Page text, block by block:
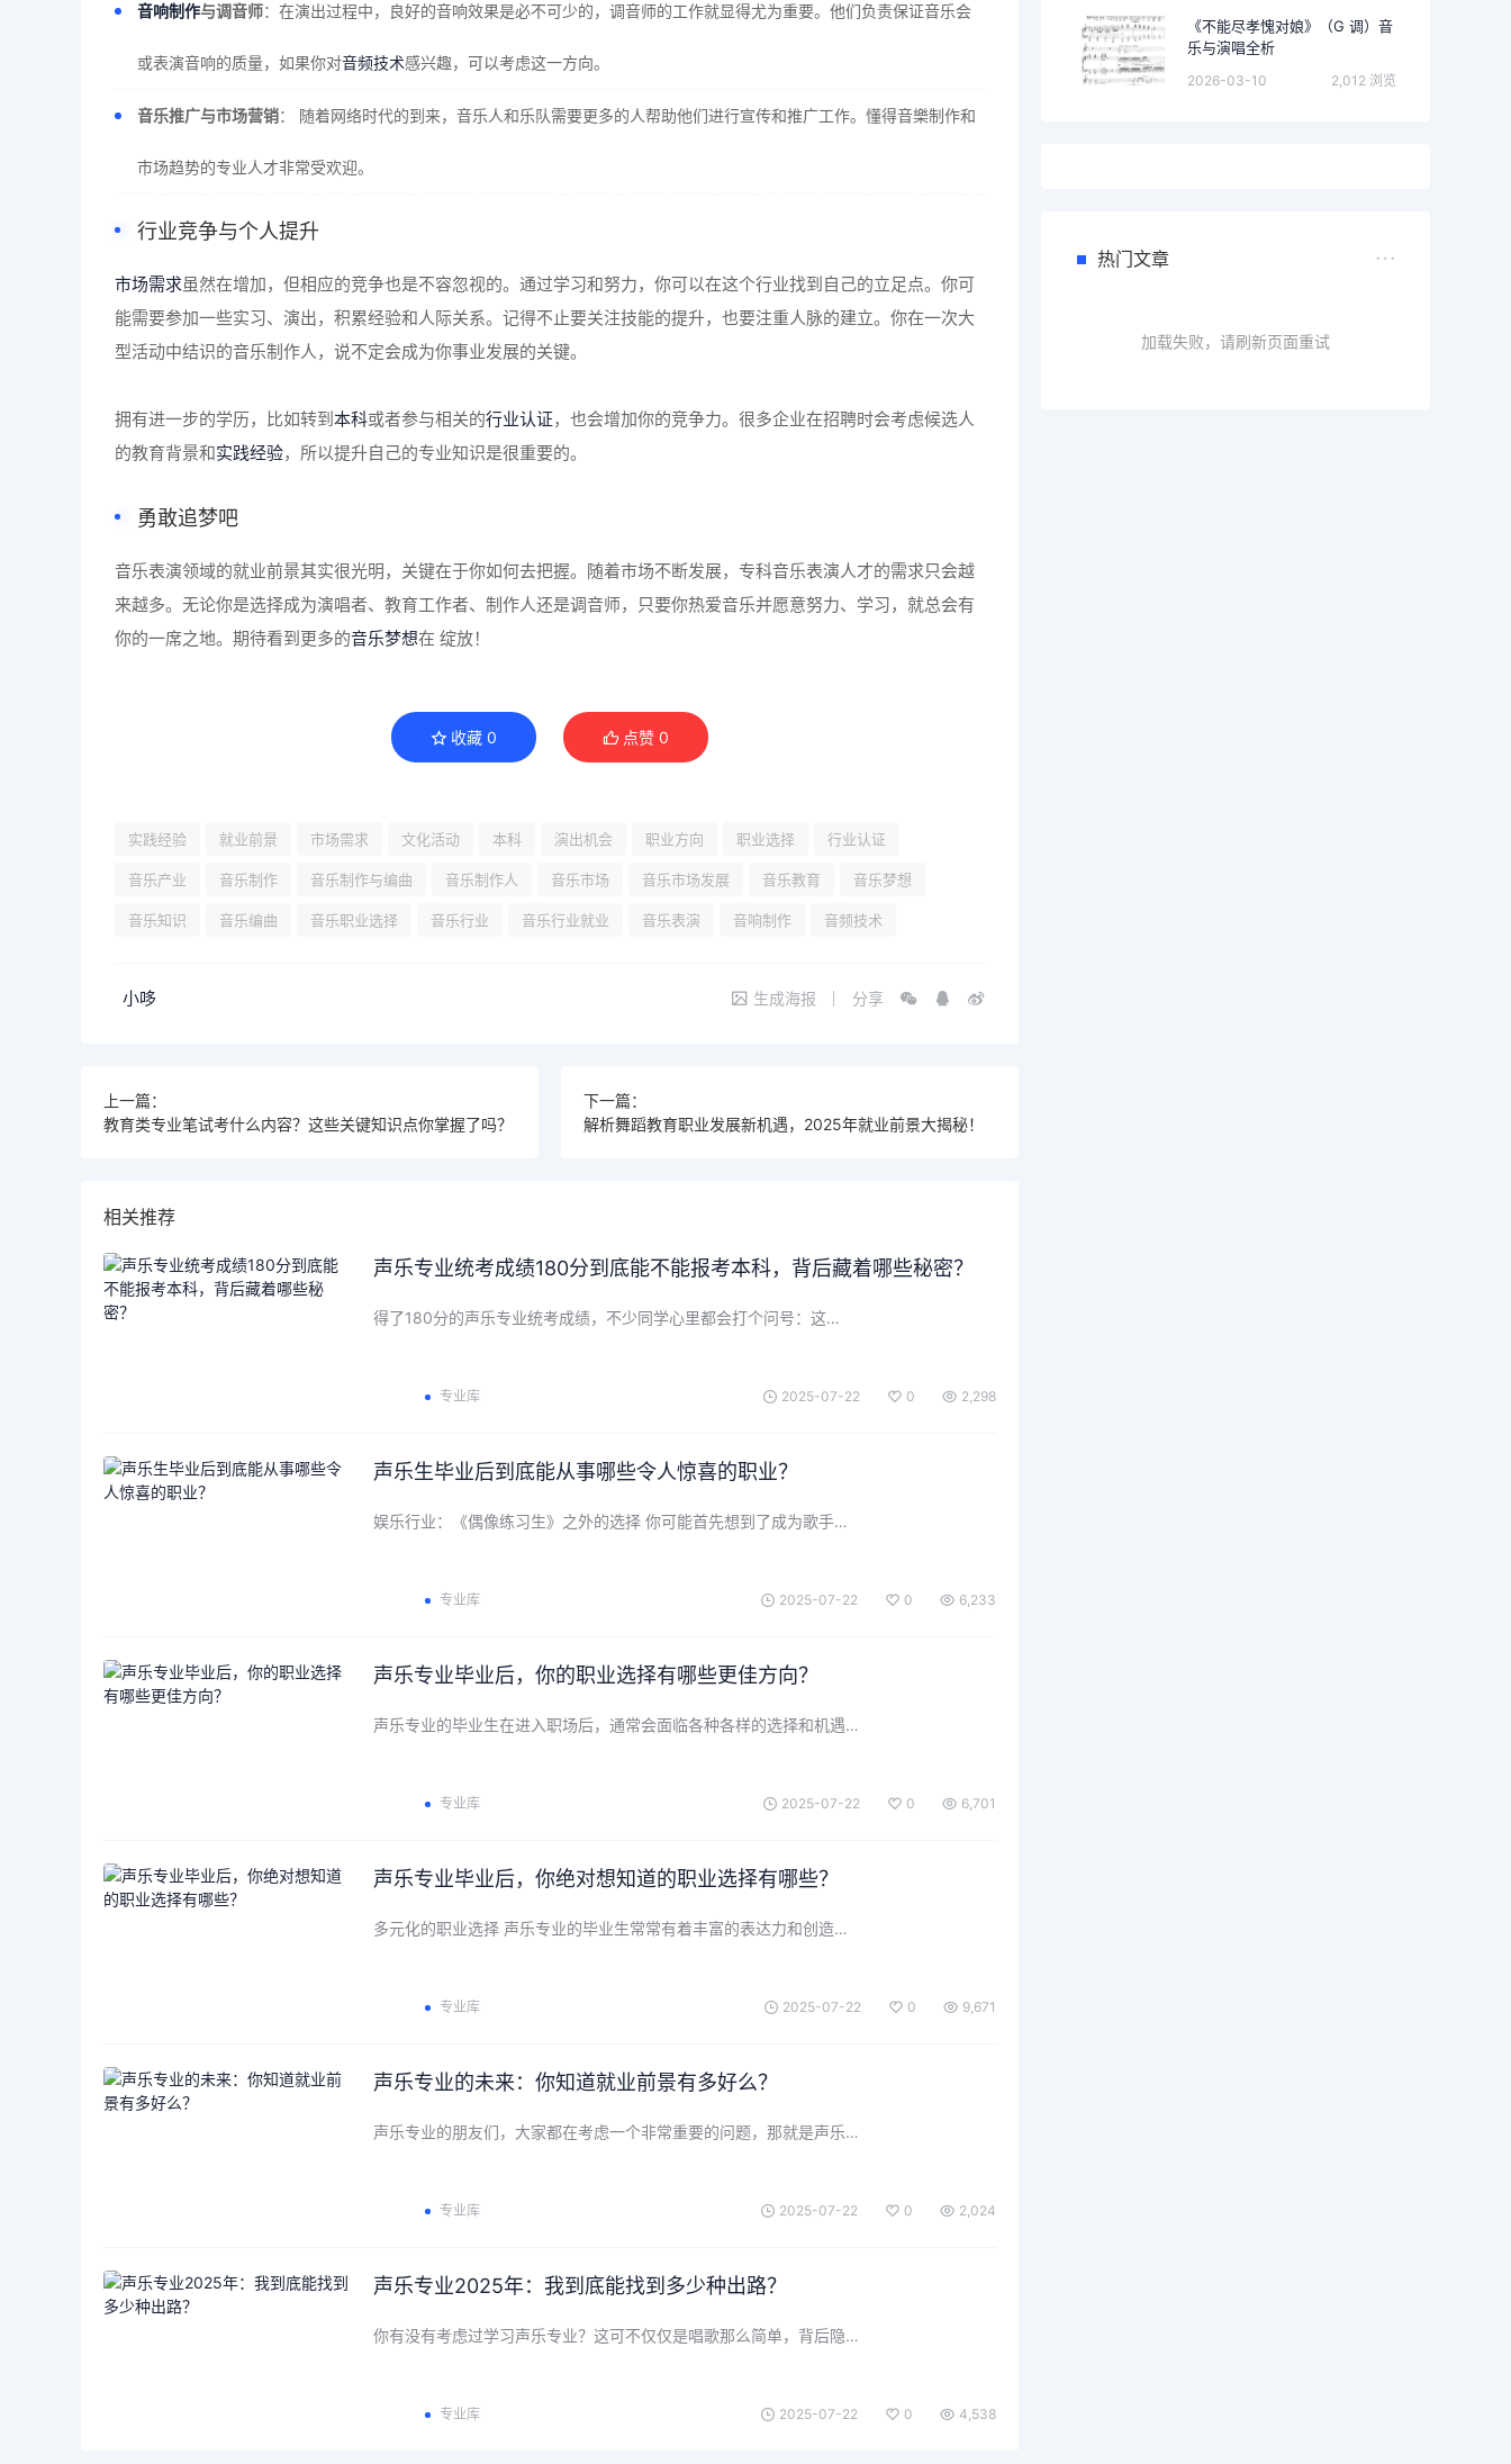
音响制作与调音师：在演出过程中，良好的音响效果是必不可少的，调音师的工作就显得尤为重要。他们负责保证音乐会
或表演音响的质量，如果你对音频技术感兴趣，可以考虑这一方向。
音乐推广与市场营销： 随着网络时代的到来，音乐人和乐队需要更多的人帮助他们进行宣传和推广工作。懂得音樂制作和
市场趋势的专业人才非常受欢迎。
行业竞争与个人提升
市场需求虽然在增加，但相应的竞争也是不容忽视的。通过学习和努力，你可以在这个行业找到自己的立足点。你可
能需要参加一些实习、演出，积累经验和人际关系。记得不止要关注技能的提升，也要注重人脉的建立。你在一次大
型活动中结识的音乐制作人，说不定会成为你事业发展的关键。
拥有进一步的学历，比如转到本科或者参与相关的行业认证，也会增加你的竞争力。很多企业在招聘时会考虑候选人
的教育背景和实践经验，所以提升自己的专业知识是很重要的。
勇敢追梦吧
音乐表演领域的就业前景其实很光明，关键在于你如何去把握。随着市场不断发展，专科音乐表演人才的需求只会越
来越多。无论你是选择成为演唱者、教育工作者、制作人还是调音师，只要你热爱音乐并愿意努力、学习，就总会有
你的一席之地。期待看到更多的音乐梦想在 绽放！
收藏 0 点赞 0
实践经验 就业前景 市场需求 文化活动 本科 演出机会 职业方向 职业选择 行业认证
音乐产业 音乐制作 音乐制作与编曲 音乐制作人 音乐市场 音乐市场发展 音乐教育 音乐梦想
音乐知识 音乐编曲 音乐职业选择 音乐行业 音乐行业就业 音乐表演 音响制作 音频技术
小哆 生成海报 分享
上一篇：
教育类专业笔试考什么内容？这些关键知识点你掌握了吗？
下一篇：
解析舞蹈教育职业发展新机遇，2025年就业前景大揭秘！
相关推荐
声乐专业统考成绩180分到底能不能报考本科，背后藏着哪些秘密？
得了180分的声乐专业统考成绩，不少同学心里都会打个问号：这…
专业库 2025-07-22 0 2,298
声乐生毕业后到底能从事哪些令人惊喜的职业？
娱乐行业：《偶像练习生》之外的选择 你可能首先想到了成为歌手…
专业库 2025-07-22 0 6,233
声乐专业毕业后，你的职业选择有哪些更佳方向？
声乐专业的毕业生在进入职场后，通常会面临各种各样的选择和机遇…
专业库 2025-07-22 0 6,701
声乐专业毕业后，你绝对想知道的职业选择有哪些？
多元化的职业选择 声乐专业的毕业生常常有着丰富的表达力和创造…
专业库 2025-07-22 0 9,671
声乐专业的未来：你知道就业前景有多好么？
声乐专业的朋友们，大家都在考虑一个非常重要的问题，那就是声乐…
专业库 2025-07-22 0 2,024
声乐专业2025年：我到底能找到多少种出路？
你有没有考虑过学习声乐专业？这可不仅仅是唱歌那么简单，背后隐…
专业库 2025-07-22 0 4,538
《不能尽孝愧对娘》（G 调）音
乐与演唱全析
2026-03-10 2,012 浏览
热门文章
加载失败，请刷新页面重试